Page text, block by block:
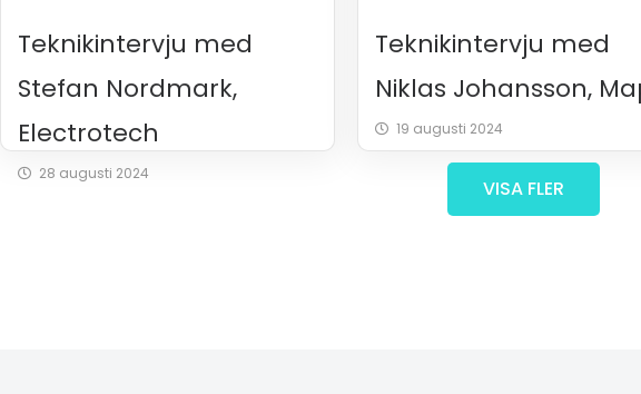
Teknikintervju med
Stefan Nordmark,
Electrotech
28 augusti 2024
Teknikintervju med
Niklas Johansson,
19 augusti 2024
VISA FLER